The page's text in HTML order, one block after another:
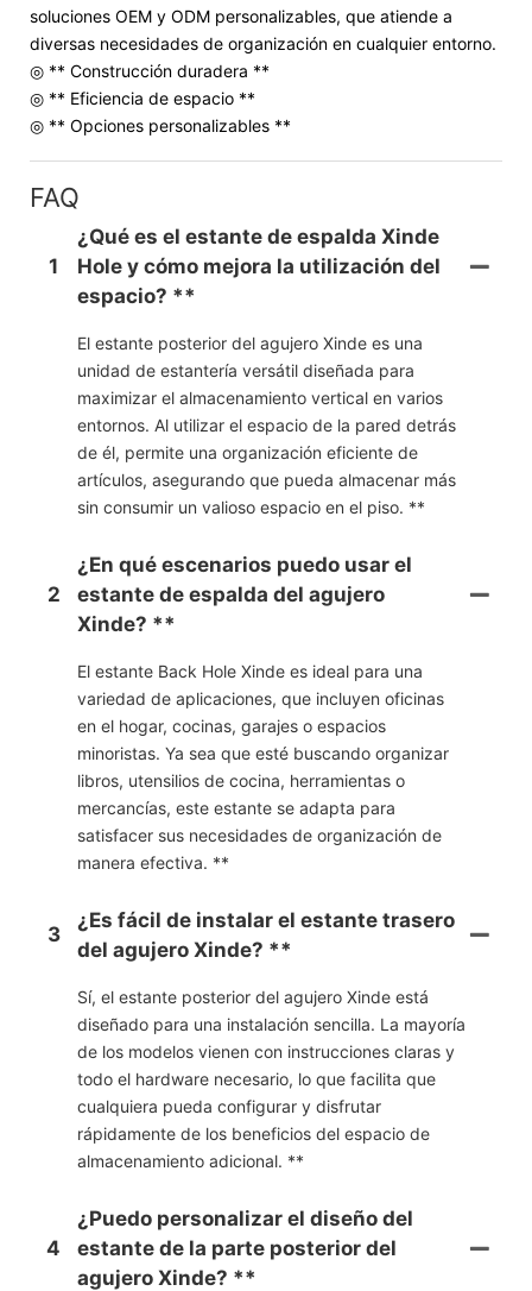
soluciones OEM y ODM personalizables, que atiende a
diversas necesidades de organización en cualquier entorno.
◎ ** Construcción duradera **
◎ ** Eficiencia de espacio **
◎ ** Opciones personalizables **
FAQ
1
¿Qué es el estante de espalda Xinde
Hole y cómo mejora la utilización del
espacio? **
El estante posterior del agujero Xinde es una
unidad de estantería versátil diseñada para
maximizar el almacenamiento vertical en varios
entornos. Al utilizar el espacio de la pared detrás
de él, permite una organización eficiente de
artículos, asegurando que pueda almacenar más
sin consumir un valioso espacio en el piso. **
2
¿En qué escenarios puedo usar el
estante de espalda del agujero
Xinde? **
El estante Back Hole Xinde es ideal para una
variedad de aplicaciones, que incluyen oficinas
en el hogar, cocinas, garajes o espacios
minoristas. Ya sea que esté buscando organizar
libros, utensilios de cocina, herramientas o
mercancías, este estante se adapta para
satisfacer sus necesidades de organización de
manera efectiva. **
3
¿Es fácil de instalar el estante trasero
del agujero Xinde? **
Sí, el estante posterior del agujero Xinde está
diseñado para una instalación sencilla. La mayoría
de los modelos vienen con instrucciones claras y
todo el hardware necesario, lo que facilita que
cualquiera pueda configurar y disfrutar
rápidamente de los beneficios del espacio de
almacenamiento adicional. **
4
¿Puedo personalizar el diseño del
estante de la parte posterior del
agujero Xinde? **